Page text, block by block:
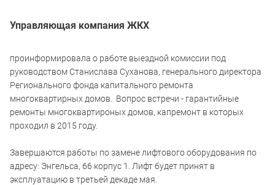
Управляющая компания ЖКХ
проинформировала о работе выездной комиссии под
руководством Станислава Суханова, генерального директора
Регионального фонда капитального ремонта
многоквартирных домов. Вопрос встречи - гарантийные
ремонты многоквартироных домов, капремонт в которых
проходил в 2015 году.
Завершаются работы по замене лифтового оборудования по
адресу: Энгельса, 66 корпус 1. Лифт будет принят в
эксплуатацию в третьей декаде мая.